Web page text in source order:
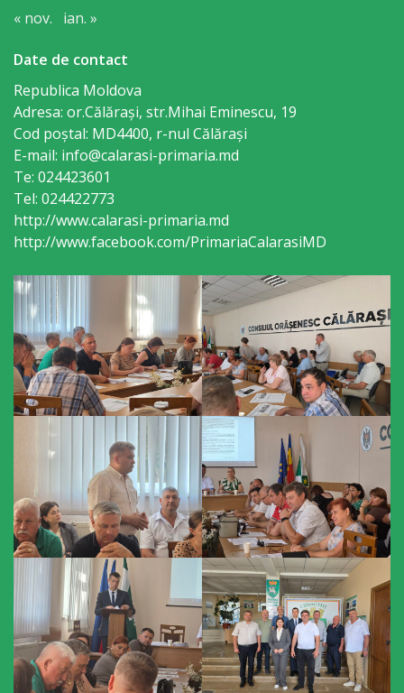
de
decizii
Deciziile
Consiliului
Consiliul
de
tineret
Activitatea
primăriei
Instituții
subordonate
IET
Lăstărel
IET
Guguță
IET
DoReMiCii
Școala
« nov. ian. »
Date de contact
Republica Moldova
Adresa: or.Călăraşi, str.Mihai Eminescu, 19
Cod poștal: MD4400, r-nul Călăraşi
E-mail: info@calarasi-primaria.md
Te: 024423601
Tel: 024422773
http://www.calarasi-primaria.md
http://www.facebook.com/PrimariaCalarasiMD